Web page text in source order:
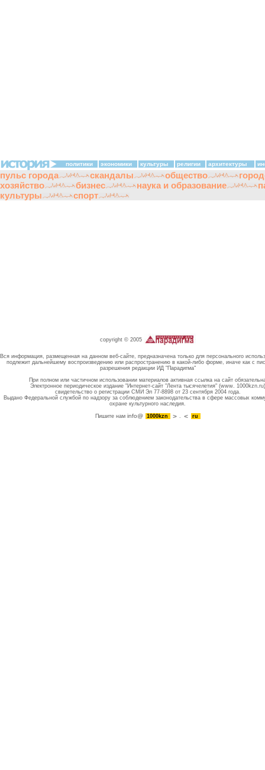
политики экономики культуры религии архитектуры
пульс города скандалы общество
хозяйство
бизнес наука и образование
культуры
спорт
copyright © 2005
Вся информация, размещенная на данном веб-сайте, предназначена только для персонального
подлежит дальнейшему воспроизведению или распространению в какой-либо форме, иначе как с
разрешения редакции ИД "Парадигма"
При полном или частичном использовании материалов активная ссылка на сайт
Электронное периодическое издание "Интернет-сайт "Лента тысячелетия" (www. 1000kzn.ru)
свидетельство о регистрации СМИ Эл 77-8898 от 23 сентября 2004 года.
Выдано Федеральной службой по надзору за соблюдением законодательства в сфере массовых
охране культурного наследия.
Пишите намinfo@ 1000kzn . ru